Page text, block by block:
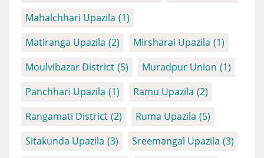
Mahalchhari Upazila (1)
Matiranga Upazila (2) Mirsharai Upazila (1)
Moulvibazar District (5) Muradpur Union (1)
Panchhari Upazila (1) Ramu Upazila (2)
Rangamati District (2) Ruma Upazila (5)
Sitakunda Upazila (3) Sreemangal Upazila (3)